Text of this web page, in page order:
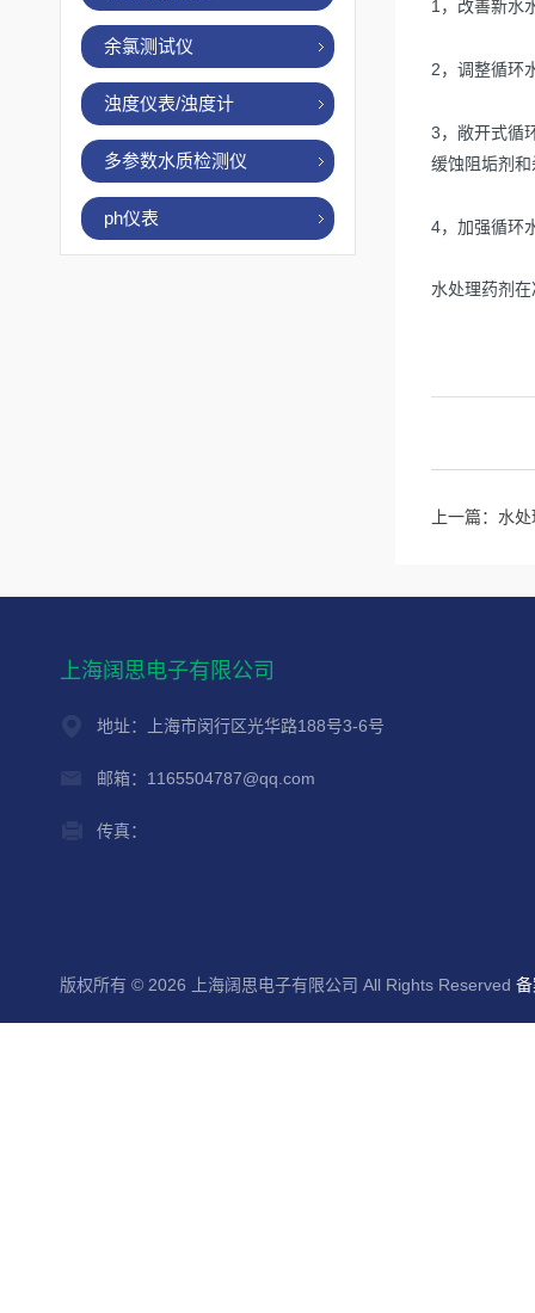
余氯测试仪
浊度仪表/浊度计
多参数水质检测仪
ph仪表
1 ，改善新水
2 ，调整循环
3 ，敞开式循
缓蚀阻垢剂和
4，加强循环
水处理药剂
上一篇： 水
上海阔思电子有限公司
地址：上海市闵行区光华路188号3-6号
邮箱：1165504787@qq.com
传真：
版权所有 © 2026 上海阔思电子有限公司 All Rights Reserved